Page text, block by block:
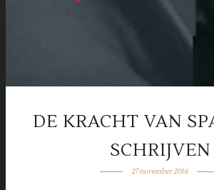
DE KRACHT VAN
SCHRIJVEN
27 november 2016